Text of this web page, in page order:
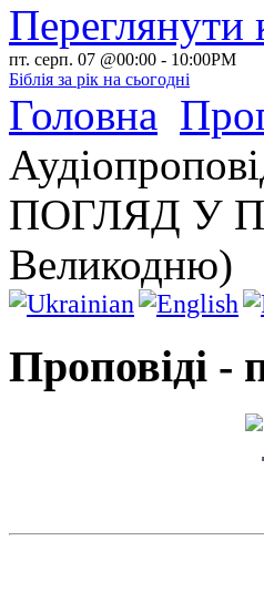
Переглянути
пт. серп. 07 @00:00 - 10:00PM
Біблія за рік на сьогодні
Головна
ПОГЛЯД У
Великодню)
Проповіді -